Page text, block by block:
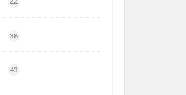
44
38
43